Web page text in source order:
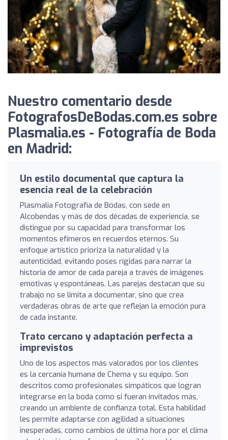
Nuestro comentario desde
FotografosDeBodas.com.es sobre
Plasmalia.es - Fotografía de Boda
en Madrid:
Un estilo documental que captura la
esencia real de la celebración
Plasmalia Fotografía de Bodas, con sede en
Alcobendas y más de dos décadas de experiencia, se
distingue por su capacidad para transformar los
momentos efímeros en recuerdos eternos. Su
enfoque artístico prioriza la naturalidad y la
autenticidad, evitando poses rígidas para narrar la
historia de amor de cada pareja a través de imágenes
emotivas y espontáneas. Las parejas destacan que su
trabajo no se limita a documentar, sino que crea
verdaderas obras de arte que reflejan la emoción pura
de cada instante.
Trato cercano y adaptación perfecta a
imprevistos
Uno de los aspectos más valorados por los clientes
es la cercanía humana de Chema y su equipo. Son
descritos como profesionales simpáticos que logran
integrarse en la boda como si fueran invitados más,
creando un ambiente de confianza total. Esta habilidad
les permite adaptarse con agilidad a situaciones
inesperadas, como cambios de última hora por el clima